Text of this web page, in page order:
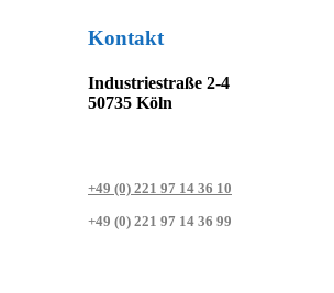
Kontakt
Industriestraße 2-4
50735 Köln
+49 (0) 221 97 14 36 10
+49 (0) 221 97 14 36 99